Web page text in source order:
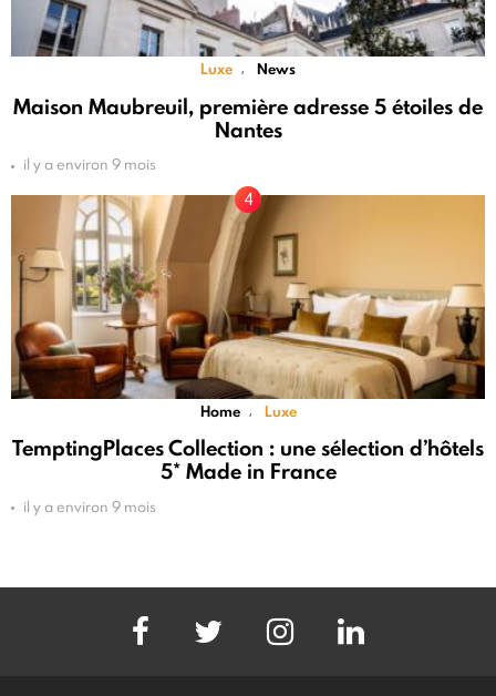
Luxe , News
Maison Maubreuil, première adresse 5 étoiles de
Nantes
il y a environ 9 mois
Home , Luxe
TemptingPlaces Collection : une sélection d’hôtels
5* Made in France
il y a environ 9 mois